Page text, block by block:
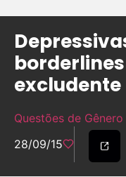
excludente
Questões de Gênero
28/09/15